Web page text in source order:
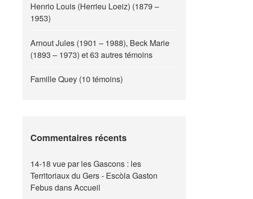
Henrio Louis (Herrieu Loeiz) (1879 –
1953)
Arnout Jules (1901 – 1988), Beck Marie
(1893 – 1973) et 63 autres témoins
Famille Quey (10 témoins)
Commentaires récents
14-18 vue par les Gascons : les
Territoriaux du Gers - Escòla Gaston
FebusdansAccueil